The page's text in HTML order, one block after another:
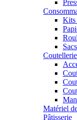
Kits
Coutellerie
Matériel
Pâtisserie